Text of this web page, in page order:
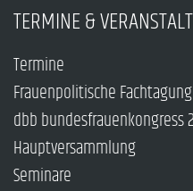
TERMINE &
Termine
Frauenpolitische Fachtagung
dbb bundesfrauenkongress
Hauptversammlung
Seminare